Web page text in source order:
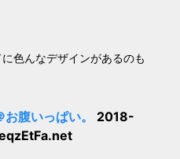
色んなデザインがあるのも
腹いっぱい。 2018-